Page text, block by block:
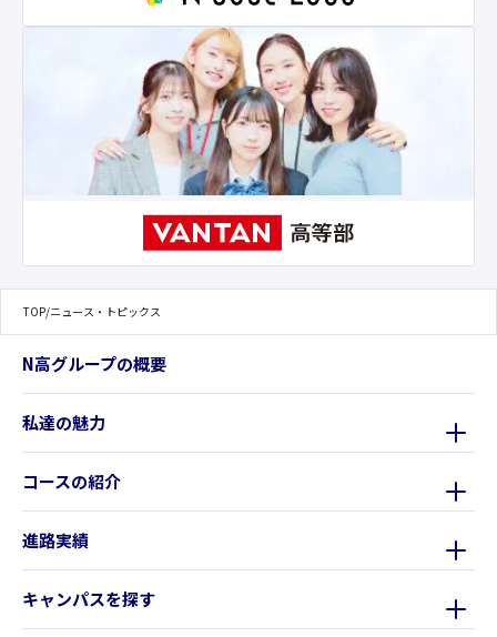
TOP/ニュース・トピックス
N高グループの概要
私達の魅力
コースの紹介
進路実績
キャンパスを探す